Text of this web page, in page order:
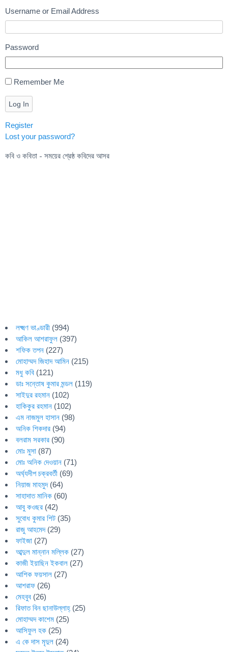
Username or Email Address
Password
Remember Me
Log In
Register
Lost your password?
কবি ও কবিতা - সময়ের শ্রেষ্ঠ কবিদের আসর
লক্ষ্মণ ভাণ্ডারী (994)
আকিল আশরাফুল (397)
শফিক তপন (227)
মোহাম্মদ জিহাদ আমিন (215)
মধু কবি (121)
ডাঃ সন্তোষ কুমার মন্ডল (119)
সাইদুর রহমান (102)
হাকিকুর রহমান (102)
এম নাজমুল হাসান (98)
অনিক শিকদার (94)
বলরাম সরকার (90)
মোঃ মুসা (87)
মোঃ অনিক দেওয়ান (71)
অর্ঘ্যদীপ চক্রবর্তী (69)
নিয়াজ মাহমুদ(64)
সাহাদাত মানিক (60)
আবু কওছর (42)
সুবোধ কুমার শিট (35)
রাজু আহমেদ(29)
ফাইজা (27)
আব্দুল মান্নান মল্লিক (27)
কাজী ইয়াছিন ইকবাল (27)
আশিক ফয়সাল (27)
আশরাফ (26)
মেহবুব (26)
রিফাত বিন ছানাউল্লাহ্ (25)
মোহাম্মদ কাশেম (25)
আসিফুল হক (25)
এ কে দাস মৃদুল (24)